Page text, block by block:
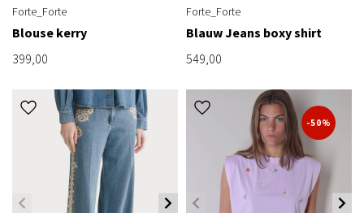
Forte_Forte
Blouse kerry
399,00
Forte_Forte
Blauw Jeans boxy shirt
549,00
-50%